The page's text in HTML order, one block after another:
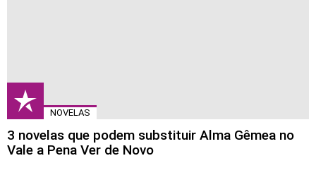
NOVELAS
3 novelas que podem substituir Alma Gêmea no
Vale a Pena Ver de Novo